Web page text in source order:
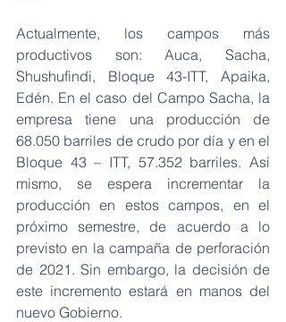
Actualmente, los campos más
productivos son: Auca, Sacha,
Shushufindi, Bloque 43-ITT, Apaika,
Edén. En el caso del Campo Sacha, la
empresa tiene una producción de
68.050 barriles de crudo por día y en el
Bloque 43 – ITT, 57.352 barriles. Así
mismo, se espera incrementar la
producción en estos campos, en el
próximo semestre, de acuerdo a lo
previsto en la campaña de perforación
de 2021. Sin embargo, la decisión de
este incremento estará en manos del
nuevo Gobierno.